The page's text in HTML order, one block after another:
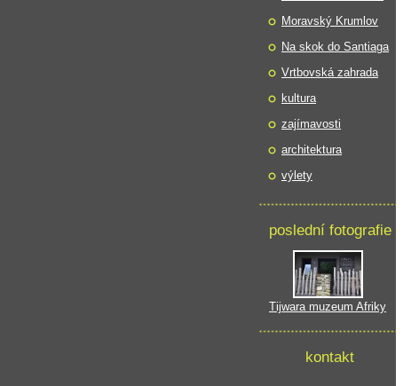
Moravský Krumlov
Na skok do Santiaga
Vrtbovská zahrada
kultura
zajímavosti
architektura
výlety
poslední fotografie
Tijwara muzeum Afriky
kontakt